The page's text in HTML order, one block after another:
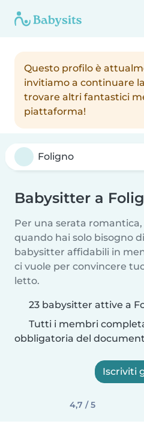
Questo profilo è
invitiamo a continuare
trovare altri fantastici
piattaforma!
Babysitter a
Per una serata
quando hai solo bisogno
babysitter affidabili in
ci vuole per convincere
letto.
23 babysitter attive a
Tutti i membri
obbligatoria del
Iscriviti
4,7 / 5